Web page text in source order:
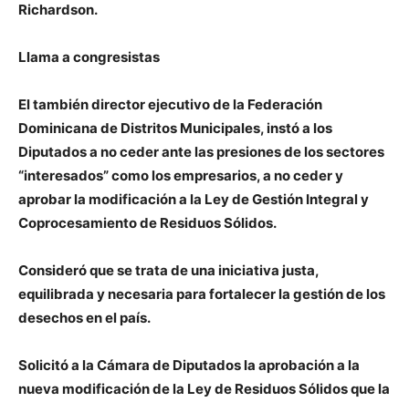
Richardson.
Llama a congresistas
El también director ejecutivo de la Federación
Dominicana de Distritos Municipales, instó a los
Diputados a no ceder ante las presiones de los sectores
“interesados” como los empresarios, a no ceder y
aprobar la modificación a la Ley de Gestión Integral y
Coprocesamiento de Residuos Sólidos.
Consideró que se trata de una iniciativa justa,
equilibrada y necesaria para fortalecer la gestión de los
desechos en el país.
Solicitó a la Cámara de Diputados la aprobación a la
nueva modificación de la Ley de Residuos Sólidos que la